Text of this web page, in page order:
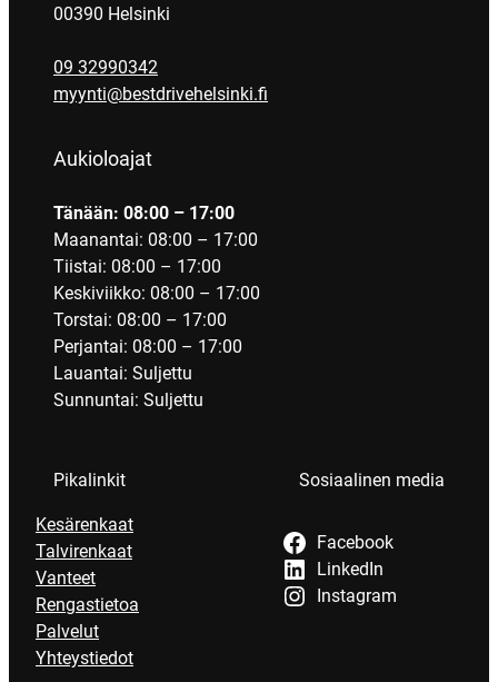
00390 Helsinki
09 32990342
myynti@bestdrivehelsinki.fi
Aukioloajat
Tänään: 08:00 – 17:00
Maanantai: 08:00 – 17:00
Tiistai: 08:00 – 17:00
Keskiviikko: 08:00 – 17:00
Torstai: 08:00 – 17:00
Perjantai: 08:00 – 17:00
Lauantai: Suljettu
Sunnuntai: Suljettu
Pikalinkit
Kesärenkaat
Talvirenkaat
Vanteet
Rengastietoa
Palvelut
Yhteystiedot
Sosiaalinen media
Facebook
LinkedIn
Instagram